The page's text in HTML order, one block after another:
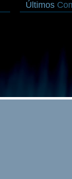
Últimos